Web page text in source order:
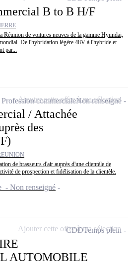
B to B H/F
Réunion de voitures neuves de la gamme Hyundai,
De l'hybridation légère 48V à l'hybride et
par...
/ Attachée
des
de brasseurs d'air auprès d'une clientèle de
de prospection et fidélisation de la clientèle.
- Non renseigné
Profession commercialeNon renseigné
Ajouter cette offre à ma sélection
AUTOMOBILE
CDDTemps plein
Ajouter cette offre à ma sélection